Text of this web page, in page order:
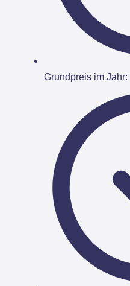
Grundpreis im Jahr: